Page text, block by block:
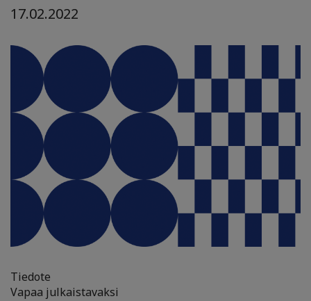
17.02.2022
Tiedote
Vapaa julkaistavaksi